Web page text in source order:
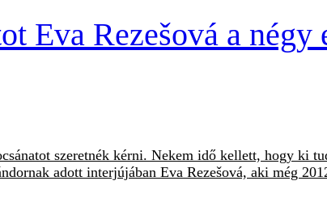
Eva Rezešová a
szeretnék kérni. Nekem idő kellett, hogy ki
adott interjújában Eva Rezešová, aki még